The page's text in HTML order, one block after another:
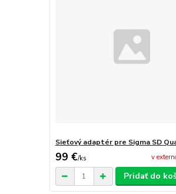
Sieťový adaptér pre Sigma SD
99 €/ks v
Pridať do